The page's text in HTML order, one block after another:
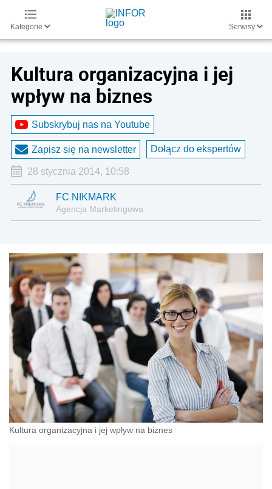
Kategorie Serwisy
Kultura organizacyjna i jej
wpływ na biznes
Subskrybuj nas na Youtube
Zapisz się na newsletter Dołącz do ekspertów
28 stycznia 2014, 10:58
FC NIKMARK
Agencja Marketingowa
Kultura organizacyjna i jej wpływ na biznes